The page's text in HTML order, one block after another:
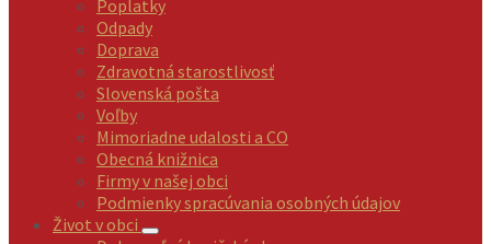
Poplatky
Odpady
Doprava
Zdravotná starostlivosť
Slovenská pošta
Voľby
Mimoriadne udalosti a CO
Obecná knižnica
Firmy v našej obci
Podmienky spracúvania osobných údajov
Život v obci